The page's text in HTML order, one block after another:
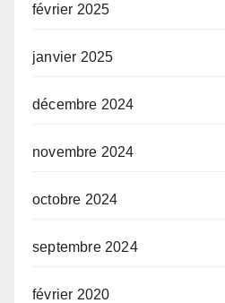
février 2025
janvier 2025
décembre 2024
novembre 2024
octobre 2024
septembre 2024
février 2020